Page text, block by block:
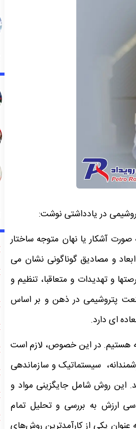
در یادداشتی نوشت:
آشکار یا نهان متوجه ساختار
و مصادیق گوناگونی نشان می
و تهدیدات و متعاقبا، تنظیم و
پتروشیمی در ذهن و بر اساس
ای دارد.
هستیم. در این خصوص، لازم است
سیستماتیک و سازماندهی
این روش شامل جایگزینی مواد و
ارزش به بررسی و تحلیل تمام